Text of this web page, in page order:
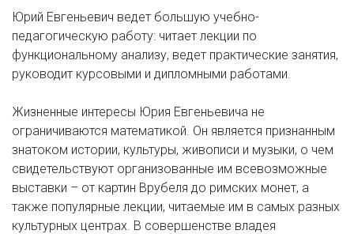
Юрий Евгеньевич ведет большую учебно-
педагогическую работу: читает лекции по
функциональному анализу, ведет практические занятия,
руководит курсовыми и дипломными работами.
Жизненные интересы Юрия Евгеньевича не
ограничиваются математикой. Он является признанным
знатоком истории, культуры, живописи и музыки, о чем
свидетельствуют организованные им всевозможные
выставки – от картин Врубеля до римских монет, а
также популярные лекции, читаемые им в самых разных
культурных центрах. В совершенстве владея